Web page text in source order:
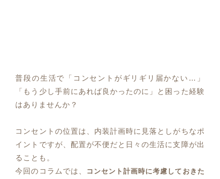
普段の生活で「コンセントがギリギリ届かない…」
「もう少し手前にあれば良かったのに」と困った経験
はありませんか？
コンセントの位置は、内装計画時に見落としがちなポ
イントですが、配置が不便だと日々の生活に支障が出
ることも。
今回のコラムでは、
コンセント計画時に考慮しておきた